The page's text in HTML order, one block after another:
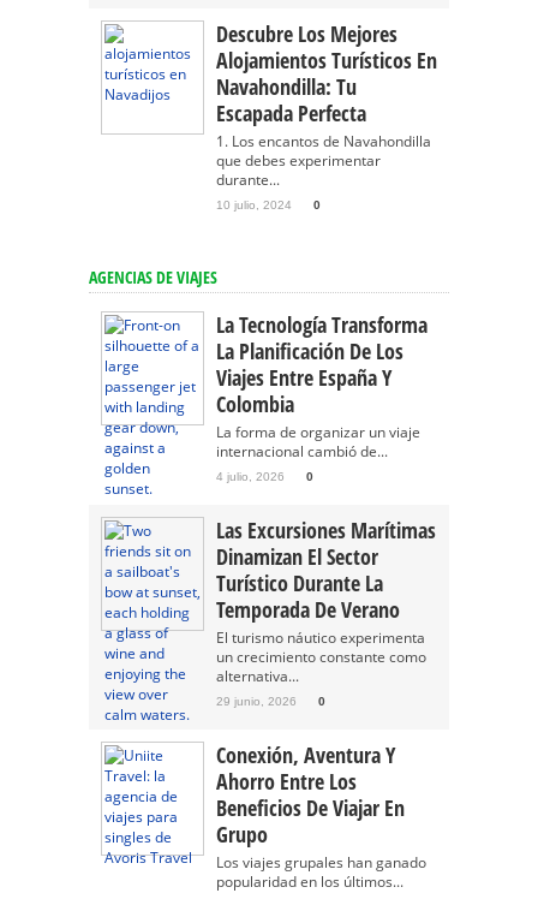
Descubre Los Mejores
Alojamientos Turísticos En
Navahondilla: Tu
Escapada Perfecta
1. Los encantos de Navahondilla
que debes experimentar
durante...
10 julio, 2024 0
AGENCIAS DE VIAJES
La Tecnología Transforma
La Planificación De Los
Viajes Entre España Y
Colombia
La forma de organizar un viaje
internacional cambió de...
4 julio, 2026 0
Las Excursiones Marítimas
Dinamizan El Sector
Turístico Durante La
Temporada De Verano
El turismo náutico experimenta
un crecimiento constante como
alternativa...
29 junio, 2026 0
Conexión, Aventura Y
Ahorro Entre Los
Beneficios De Viajar En
Grupo
Los viajes grupales han ganado
popularidad en los últimos...